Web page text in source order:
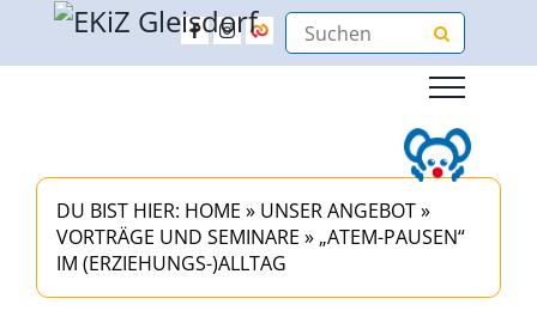
DU BIST HIER: HOME » UNSER ANGEBOT»
VORTRÄGE UND SEMINARE » „ATEM-PAUSEN“
IM (ERZIEHUNGS-)ALLTAG